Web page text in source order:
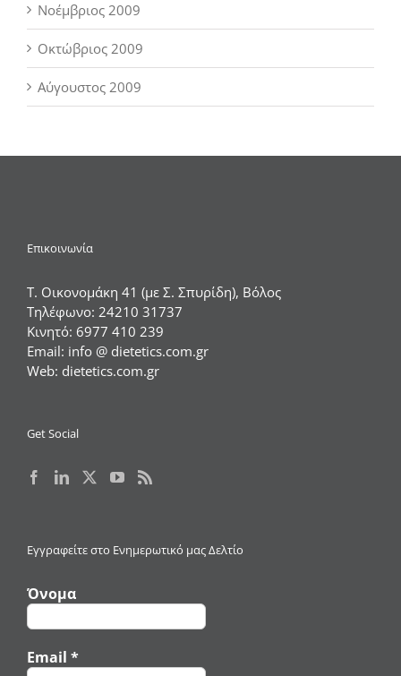
Νοέμβριος 2009
Οκτώβριος 2009
Αύγουστος 2009
Επικοινωνία
Τ. Οικονομάκη 41 (με Σ. Σπυρίδη), Βόλος
Τηλέφωνο: 24210 31737
Κινητό: 6977 410 239
Email: info @ dietetics.com.gr
Web: dietetics.com.gr
Get Social
Εγγραφείτε στο Ενημερωτικό μας Δελτίο
Όνομα
Email *